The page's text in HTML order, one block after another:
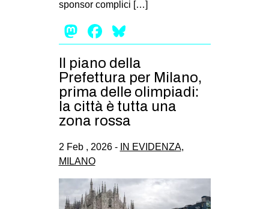
sponsor complici […]
Mastodon
Facebook
Il piano della
Prefettura per Milano,
prima delle olimpiadi:
la città è tutta una
zona rossa
2 Feb , 2026 - IN EVIDENZA,
MILANO